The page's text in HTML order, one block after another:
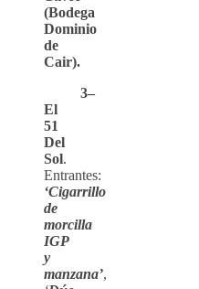
(Bodega
Dominio
de
Cair).
3–
El
51
Del
Sol.
Entrantes:
‘Cigarrillo
de
morcilla
IGP
y
manzana’,